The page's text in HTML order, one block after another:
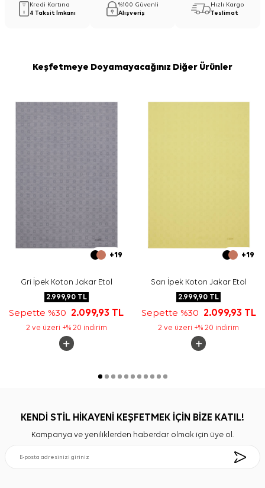
Kredi Kartına
4 Taksit İmkanı
%100 Güvenli
Alışveriş
Hızlı Kargo
Teslimat
Keşfetmeye Doyamayacağınız Diğer Ürünler
+19
Gri İpek Koton Jakar Etol
2.999,90TL
Sepette %30 2.099,93 TL
2 ve üzeri +% 20 indirim
+19
Sarı İpek Koton Jakar Etol
2.999,90 TL
Sepette %30 2.099,93 TL
2 ve üzeri +% 20 indirim
KENDİ STİL HİKAYENİ KEŞFETMEK İÇİN BİZE KATIL!
Kampanya ve yeniliklerden haberdar olmak için üye ol.